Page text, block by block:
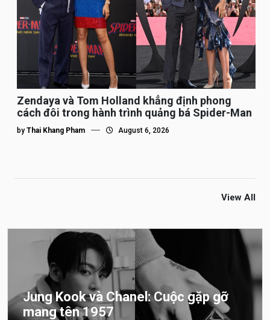
Zendaya và Tom Holland khẳng định phong
cách đôi trong hành trình quảng bá Spider-Man
by Thai Khang Pham August 6, 2026
View All
Jung Kook và Chanel: Cuộc gặp gỡ
mang tên 1957